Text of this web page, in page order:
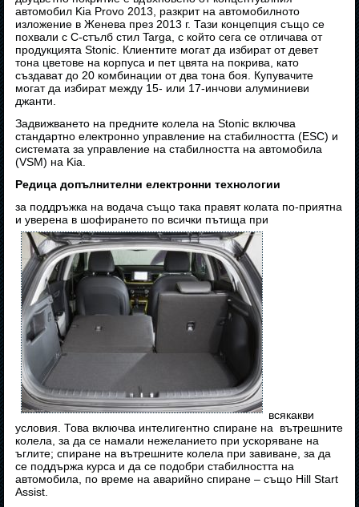
автомобил Kia Provo 2013, разкрит на автомобилното
изложение в Женева през 2013 г. Тази концепция също се
похвали с C-стълб стил Targa, с който сега се отличава от
продукцията Stonic. Клиентите могат да избират от девет
тона цветове на корпуса и пет цвята на покрива, като
създават до 20 комбинации от два тона боя. Купувачите
могат да избират между 15- или 17-инчови алуминиеви
джанти.
Задвижването на предните колела на Stonic включва
стандартно електронно управление на стабилността (ESC) и
системата за управление на стабилността на автомобила
(VSM) на Kia.
Редица допълнителни електронни технологии
за поддръжка на водача също така правят колата по-приятна
и уверена в шофирането по всички пътища при
всякакви
условия. Това включва интелигентно спиране на вътрешните
колела, за да се намали нежеланието при ускоряване на
ъглите; спиране на вътрешните колела при завиване, за да
се поддържа курса и да се подобри стабилността на
автомобила, по време на аварийно спиране – също Hill Start
Assist.